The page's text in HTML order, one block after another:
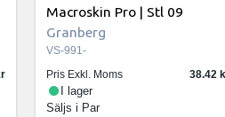
Macroskin Pro | Stl 09
Granberg
VS-991-
Pris Exkl. Moms
38.42
I lager
Säljs i Par